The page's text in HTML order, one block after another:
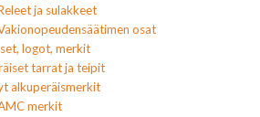
ja sulakkeet
osat
logot, merkit
tarrat ja teipit
alkuperäismerkit
merkit